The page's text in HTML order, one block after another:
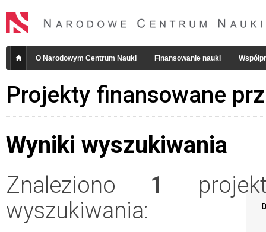
O Narodowym Centrum Nauki Finansowanie nauki
Projekty finansowane
Wyniki wyszukiwania
Znaleziono 1
wyszukiwania: